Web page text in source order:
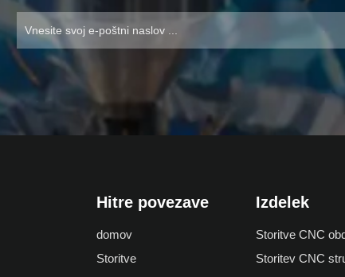
Hitre povezave
domov
Storitve
Izdelek
Storitve CNC
Storitev CNC